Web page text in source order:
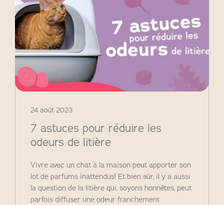
24 août 2023
7 astuces pour réduire les
odeurs de litière
Vivre avec un chat à la maison peut apporter son
lot de parfums inattendus! Et bien sûr, il y a aussi
la question de la litière qui, soyons honnêtes, peut
parfois diffuser une odeur franchement